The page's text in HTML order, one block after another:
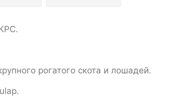
рогатого скота и лошадей.